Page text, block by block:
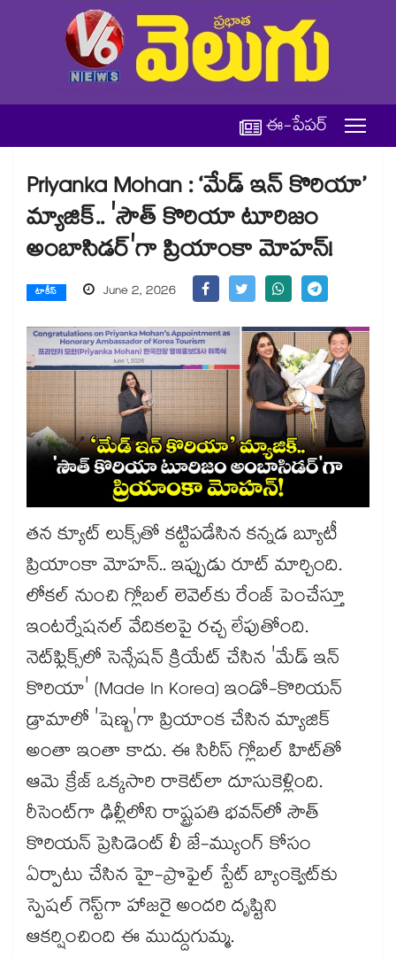
ఈ-పేపర్
Priyanka Mohan : ‘మేడ్ ఇన్ కొరియా’
మ్యాజిక్.. 'సౌత్ కొరియా టూరిజం
అంబాసిడర్‌'గా ప్రియాంకా మోహన్!
టాకీస్ June 2, 2026
తన క్యూట్ లుక్స్‌తో కట్టిపడేసిన కన్నడ బ్యూటీ
ప్రియాంకా మోహన్.. ఇప్పుడు రూట్ మార్చింది.
లోకల్ నుంచి గ్లోబల్ లెవెల్‌కు రేంజ్ పెంచేస్తూ
ఇంటర్నేషనల్ వేదికలపై రచ్చ లేపుతోంది.
నెట్‌ఫ్లిక్స్‌లో సెన్సేషన్ క్రియేట్ చేసిన 'మేడ్ ఇన్
కొరియా' (Made In Korea) ఇండో-కొరియన్
డ్రామాలో 'షెణ్బ'గా ప్రియాంక చేసిన మ్యాజిక్
అంతా ఇంతా కాదు. ఈ సిరీస్ గ్లోబల్ హిట్‌తో
ఆమె క్రేజ్ ఒక్కసారి రాకెట్‌లా దూసుకెళ్లింది.
రీసెంట్‌గా ఢిల్లీలోని రాష్ట్రపతి భవన్‌లో సౌత్
కొరియన్ ప్రెసిడెంట్ లీ జే-మ్యుంగ్ కోసం
ఏర్పాటు చేసిన హై-ప్రొఫైల్ స్టేట్ బ్యాంక్వెట్‌కు
స్పెషల్ గెస్ట్‌గా హాజరై అందరి దృష్టిని
ఆకర్షించింది ఈ ముద్దుగుమ్మ.